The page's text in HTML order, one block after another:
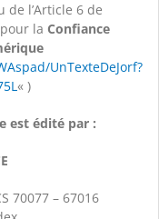
l’Article 6 de
la Confiance
UnTexteDeJorf?
« )
est édité par :
70077 – 67016